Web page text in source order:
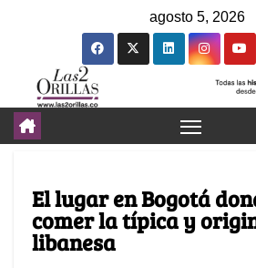
agosto 5, 2026
El lugar en Bogotá
comer la típica y
libanesa